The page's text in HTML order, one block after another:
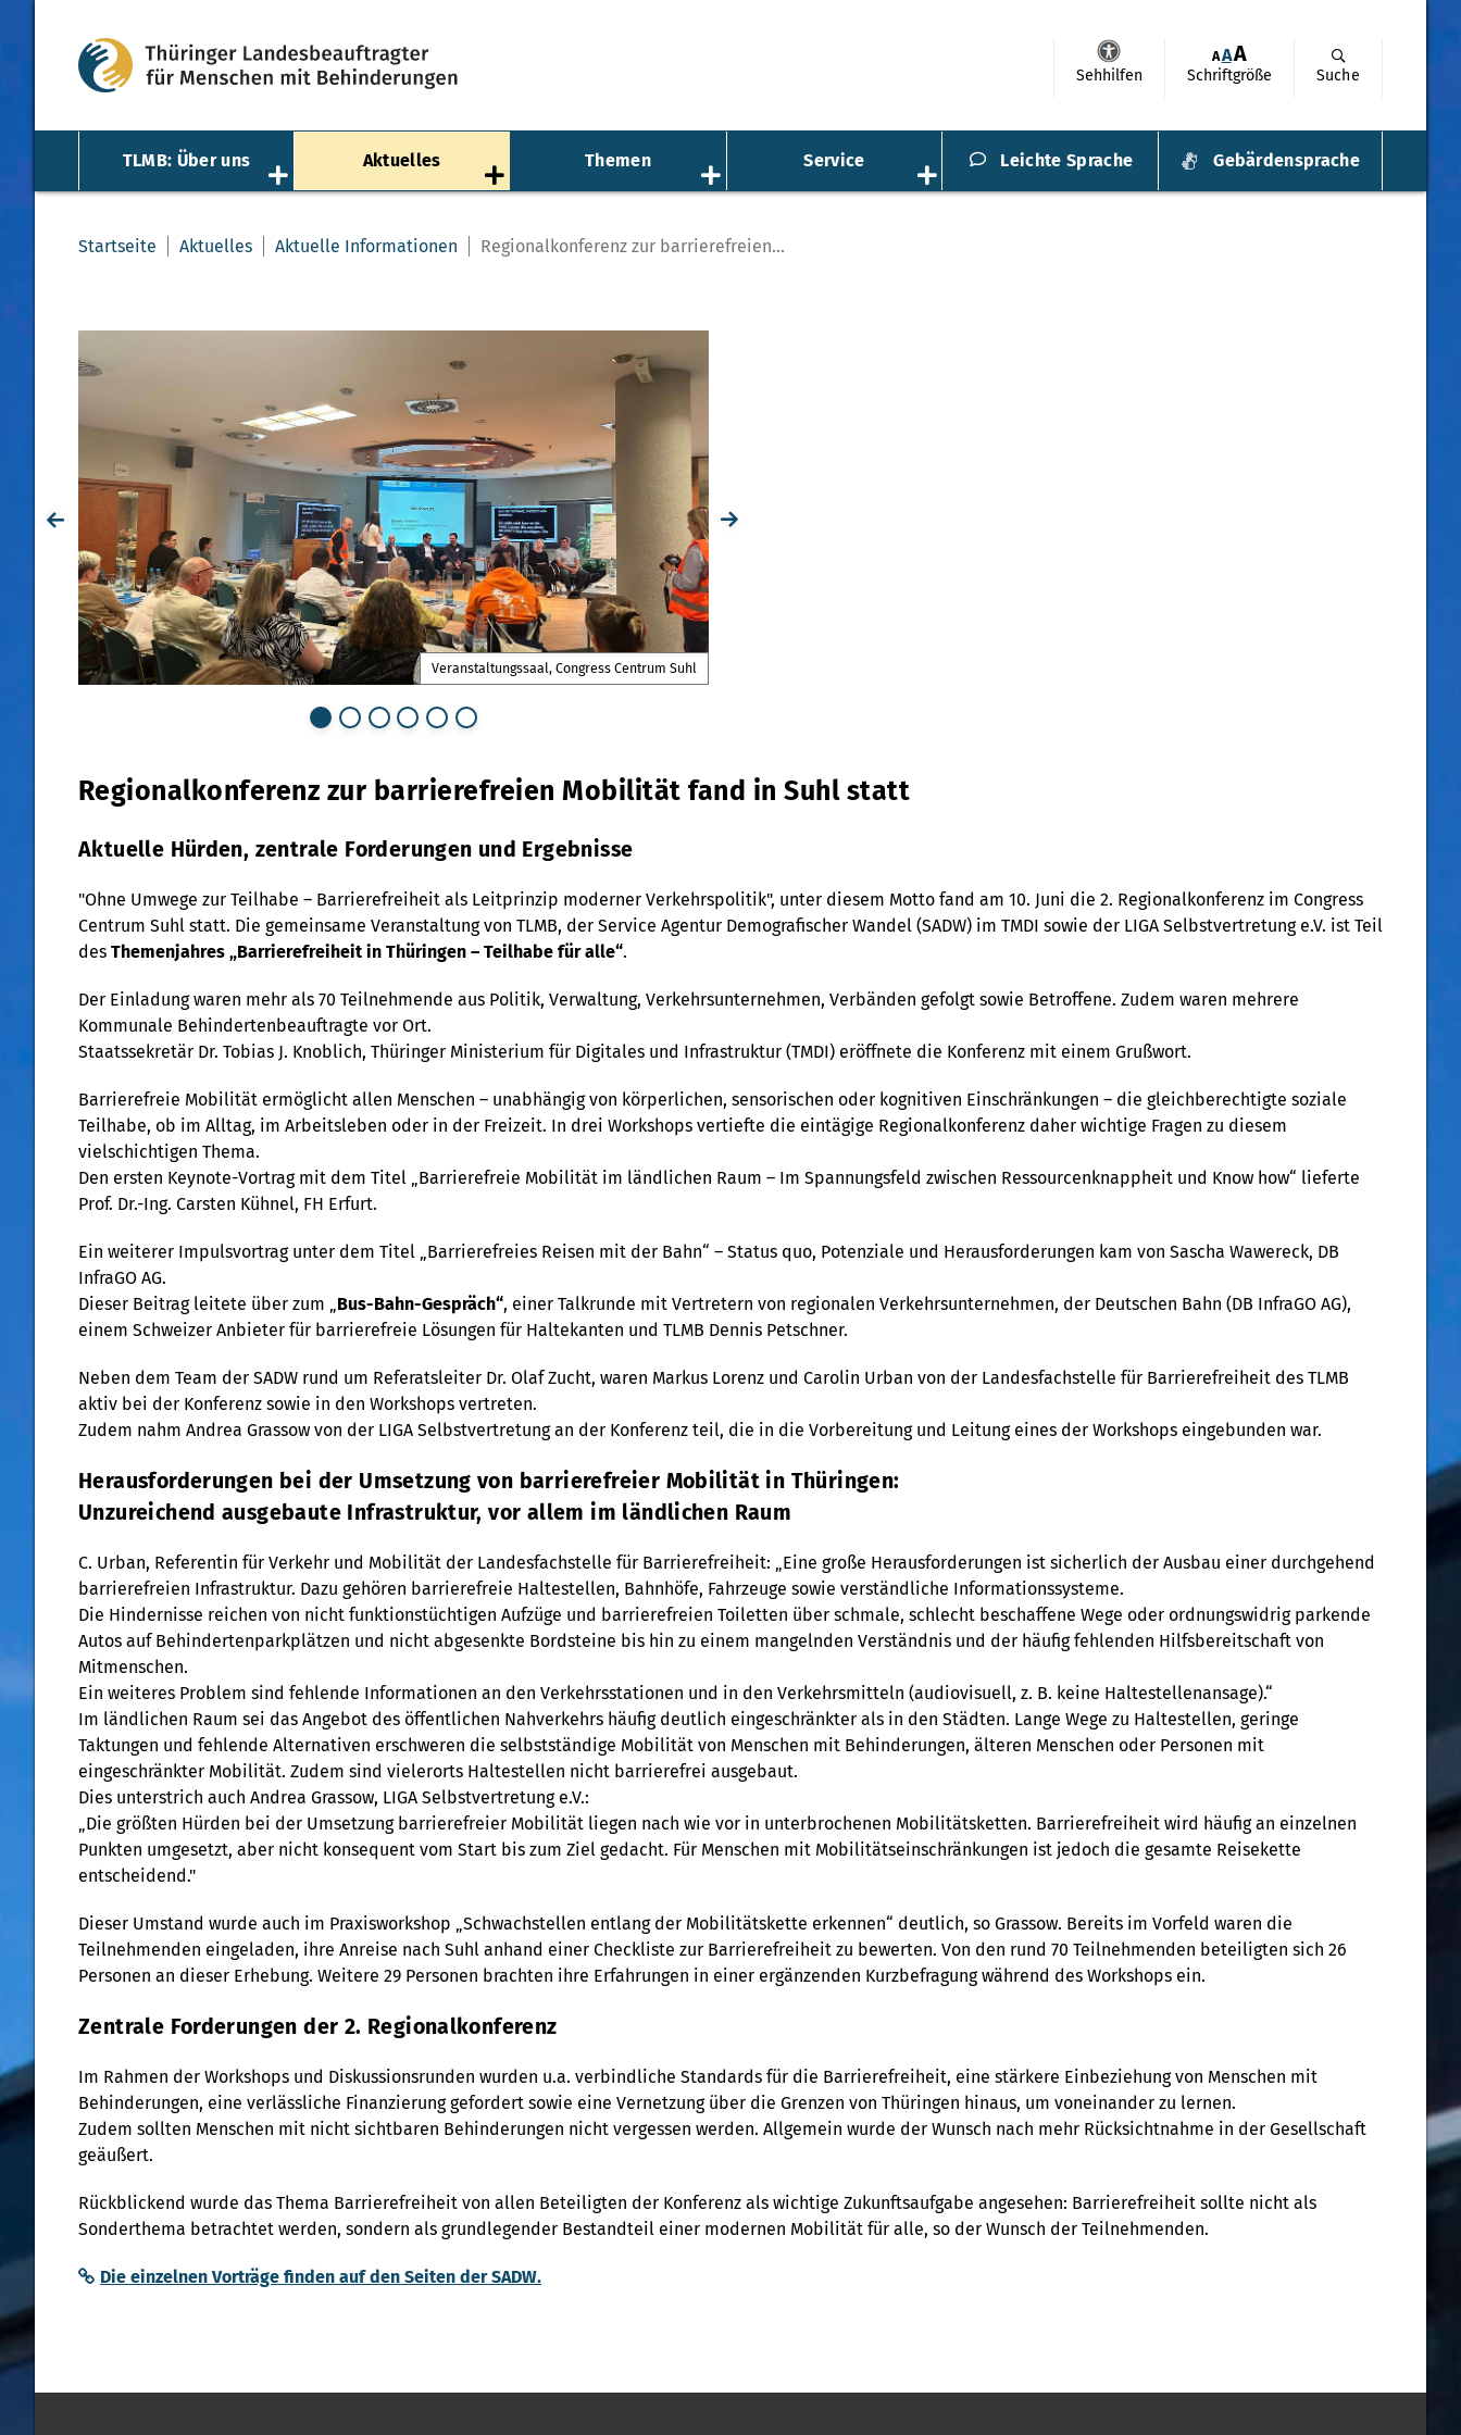
Sehhilfen
AAA
Schriftgröße Suche
TLMB: Über uns Aktuelles Themen Service Leichte Sprache Gebärdensprache
Startseite Aktuelles Aktuelle Informationen Regionalkonferenz zur barrierefreien...
Veranstaltungssaal, Congress Centrum Suhl
Erstes ElementZweites ElementDrittes ElementViertes ElementFünftes ElementSechstes Element
Regionalkonferenz zur barrierefreien Mobilität fand in Suhl statt
Aktuelle Hürden, zentrale Forderungen und Ergebnisse
"Ohne Umwege zur Teilhabe – Barrierefreiheit als Leitprinzip moderner Verkehrspolitik", unter diesem Motto fand am 10. Juni die 2. Regionalkonferenz im Congress
Centrum Suhl statt. Die gemeinsame Veranstaltung von TLMB, der Service Agentur Demografischer Wandel (SADW) im TMDI sowie der LIGA Selbstvertretung e.V. ist Teil
des Themenjahres „Barrierefreiheit in Thüringen – Teilhabe für alle“.
Der Einladung waren mehr als 70 Teilnehmende aus Politik, Verwaltung, Verkehrsunternehmen, Verbänden gefolgt sowie Betroffene. Zudem waren mehrere
Kommunale Behindertenbeauftragte vor Ort.
Staatssekretär Dr. Tobias J. Knoblich, Thüringer Ministerium für Digitales und Infrastruktur (TMDI) eröffnete die Konferenz mit einem Grußwort.
Barrierefreie Mobilität ermöglicht allen Menschen – unabhängig von körperlichen, sensorischen oder kognitiven Einschränkungen – die gleichberechtigte soziale
Teilhabe, ob im Alltag, im Arbeitsleben oder in der Freizeit. In drei Workshops vertiefte die eintägige Regionalkonferenz daher wichtige Fragen zu diesem
vielschichtigen Thema.
Den ersten Keynote-Vortrag mit dem Titel „Barrierefreie Mobilität im ländlichen Raum – Im Spannungsfeld zwischen Ressourcenknappheit und Know how“ lieferte
Prof. Dr.-Ing. Carsten Kühnel, FH Erfurt.
Ein weiterer Impulsvortrag unter dem Titel „Barrierefreies Reisen mit der Bahn“ – Status quo, Potenziale und Herausforderungen kam von Sascha Wawereck, DB
InfraGO AG.
Dieser Beitrag leitete über zum „Bus-Bahn-Gespräch“, einer Talkrunde mit Vertretern von regionalen Verkehrsunternehmen, der Deutschen Bahn (DB InfraGO AG),
einem Schweizer Anbieter für barrierefreie Lösungen für Haltekanten und TLMB Dennis Petschner.
Neben dem Team der SADW rund um Referatsleiter Dr. Olaf Zucht, waren Markus Lorenz und Carolin Urban von der Landesfachstelle für Barrierefreiheit des TLMB
aktiv bei der Konferenz sowie in den Workshops vertreten.
Zudem nahm Andrea Grassow von der LIGA Selbstvertretung an der Konferenz teil, die in die Vorbereitung und Leitung eines der Workshops eingebunden war.
Herausforderungen bei der Umsetzung von barrierefreier Mobilität in Thüringen:
Unzureichend ausgebaute Infrastruktur, vor allem im ländlichen Raum
C. Urban, Referentin für Verkehr und Mobilität der Landesfachstelle für Barrierefreiheit: „Eine große Herausforderungen ist sicherlich der Ausbau einer durchgehend
barrierefreien Infrastruktur. Dazu gehören barrierefreie Haltestellen, Bahnhöfe, Fahrzeuge sowie verständliche Informationssysteme.
Die Hindernisse reichen von nicht funktionstüchtigen Aufzüge und barrierefreien Toiletten über schmale, schlecht beschaffene Wege oder ordnungswidrig parkende
Autos auf Behindertenparkplätzen und nicht abgesenkte Bordsteine bis hin zu einem mangelnden Verständnis und der häufig fehlenden Hilfsbereitschaft von
Mitmenschen.
Ein weiteres Problem sind fehlende Informationen an den Verkehrsstationen und in den Verkehrsmitteln (audiovisuell, z. B. keine Haltestellenansage).“
Im ländlichen Raum sei das Angebot des öffentlichen Nahverkehrs häufig deutlich eingeschränkter als in den Städten. Lange Wege zu Haltestellen, geringe
Taktungen und fehlende Alternativen erschweren die selbstständige Mobilität von Menschen mit Behinderungen, älteren Menschen oder Personen mit
eingeschränkter Mobilität. Zudem sind vielerorts Haltestellen nicht barrierefrei ausgebaut.
Dies unterstrich auch Andrea Grassow, LIGA Selbstvertretung e.V.:
„Die größten Hürden bei der Umsetzung barrierefreier Mobilität liegen nach wie vor in unterbrochenen Mobilitätsketten. Barrierefreiheit wird häufig an einzelnen
Punkten umgesetzt, aber nicht konsequent vom Start bis zum Ziel gedacht. Für Menschen mit Mobilitätseinschränkungen ist jedoch die gesamte Reisekette
entscheidend."
Dieser Umstand wurde auch im Praxisworkshop „Schwachstellen entlang der Mobilitätskette erkennen“ deutlich, so Grassow. Bereits im Vorfeld waren die
Teilnehmenden eingeladen, ihre Anreise nach Suhl anhand einer Checkliste zur Barrierefreiheit zu bewerten. Von den rund 70 Teilnehmenden beteiligten sich 26
Personen an dieser Erhebung. Weitere 29 Personen brachten ihre Erfahrungen in einer ergänzenden Kurzbefragung während des Workshops ein.
Zentrale Forderungen der 2. Regionalkonferenz
Im Rahmen der Workshops und Diskussionsrunden wurden u.a. verbindliche Standards für die Barrierefreiheit, eine stärkere Einbeziehung von Menschen mit
Behinderungen, eine verlässliche Finanzierung gefordert sowie eine Vernetzung über die Grenzen von Thüringen hinaus, um voneinander zu lernen.
Zudem sollten Menschen mit nicht sichtbaren Behinderungen nicht vergessen werden. Allgemein wurde der Wunsch nach mehr Rücksichtnahme in der Gesellschaft
geäußert.
Rückblickend wurde das Thema Barrierefreiheit von allen Beteiligten der Konferenz als wichtige Zukunftsaufgabe angesehen: Barrierefreiheit sollte nicht als
Sonderthema betrachtet werden, sondern als grundlegender Bestandteil einer modernen Mobilität für alle, so der Wunsch der Teilnehmenden.
Die einzelnen Vorträge finden auf den Seiten der SADW.